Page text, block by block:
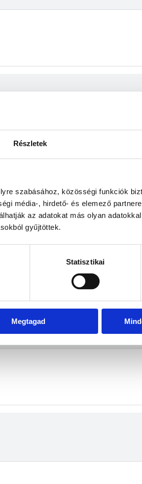
Részletek
szabásához, közösségi funkciók
média-, hirdető- és elemező
az adatokat más olyan
gyűjtöttek.
Statisztikai
Megtagad